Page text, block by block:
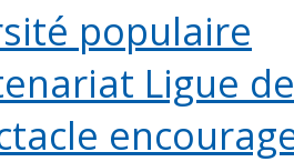
populaire
Ligue